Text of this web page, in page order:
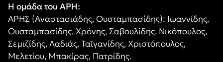
Η ομάδα του ΑΡΗ:
ΑΡΗΣ (Αναστασιάδης, Ουσταμπασίδης): Ιωαννίδης,
Ουσταμπασίδης, Χρόνης, Σαβουλίδης, Νικόπουλος,
Σεμιζίδης, Λαδιάς, Ταϊγανίδης, Χριστόπουλος,
Μελετίου, Μπακίρας, Πατρίδης.